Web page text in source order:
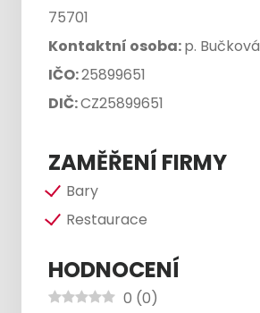
75701
Kontaktní osoba:p. Bučková
IČO:25899651
DIČ:CZ25899651
ZAMĚŘENÍ FIRMY
Bary
Restaurace
HODNOCENÍ
0 (0)